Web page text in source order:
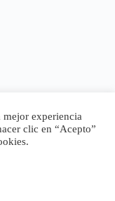
mejor experiencia
clic en “Acepto”